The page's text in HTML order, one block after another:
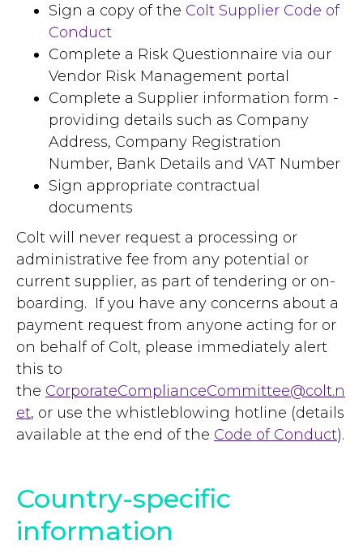
Sign a copy of the Colt Supplier Code of
Conduct
Complete a Risk Questionnaire via our
Vendor Risk Management portal
Complete a Supplier information form -
providing details such as Company
Address, Company Registration
Number, Bank Details and VAT Number
Sign appropriate contractual
documents
Colt will never request a processing or
administrative fee from any potential or
current supplier, as part of tendering or on-
boarding. If you have any concerns about a
payment request from anyone acting for or
on behalf of Colt, please immediately alert
this to
the CorporateComplianceCommittee@colt.n
et, or use the whistleblowing hotline (details
available at the end of the Code of Conduct).
Country-specific
information